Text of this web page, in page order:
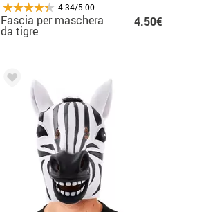
4.34/5.00
Fascia per maschera
da tigre
4.50€